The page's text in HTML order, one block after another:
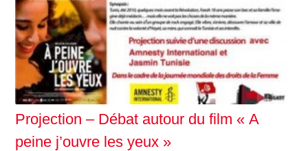
Projection – Débat autour du film « A
peine j’ouvre les yeux »